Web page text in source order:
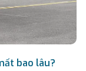
bao lâu?